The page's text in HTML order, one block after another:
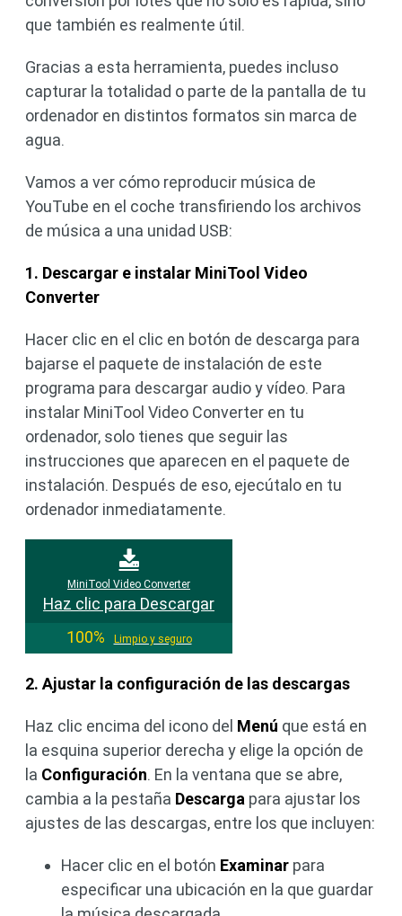
que también es realmente útil.
Gracias a esta herramienta, puedes incluso
capturar la totalidad o parte de la pantalla de tu
ordenador en distintos formatos sin marca de
agua.
Vamos a ver cómo reproducir música de
YouTube en el coche transfiriendo los archivos
de música a una unidad USB:
1. Descargar e instalar MiniTool Video
Converter
Hacer clic en el clic en botón de descarga para
bajarse el paquete de instalación de este
programa para descargar audio y vídeo. Para
instalar MiniTool Video Converter en tu
ordenador, solo tienes que seguir las
instrucciones que aparecen en el paquete de
instalación. Después de eso, ejecútalo en tu
ordenador inmediatamente.
MiniTool Video Converter
Haz clic para Descargar
100%
Limpio y seguro
2. Ajustar la configuración de las descargas
Haz clic encima del icono del Menú que está en
la esquina superior derecha y elige la opción de
la Configuración. En la ventana que se abre,
cambia a la pestaña Descarga para ajustar los
ajustes de las descargas, entre los que incluyen:
Hacer clic en el botón Examinar para
especificar una ubicación en la que guardar